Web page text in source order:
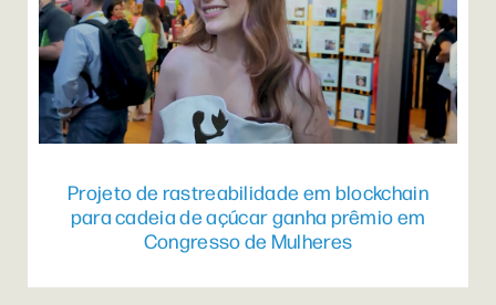
Projeto de rastreabilidade em blockchain
para cadeia de açúcar ganha prêmio em
Congresso de Mulheres